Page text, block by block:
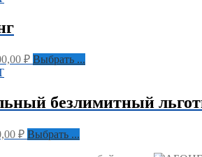
₽ Выбрать ...
безлимитный
₽ Выбрать ...